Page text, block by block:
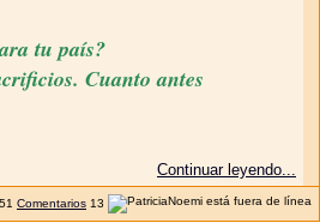
tu país?
Cuanto antes
Continuar leyendo...
Comentarios 13